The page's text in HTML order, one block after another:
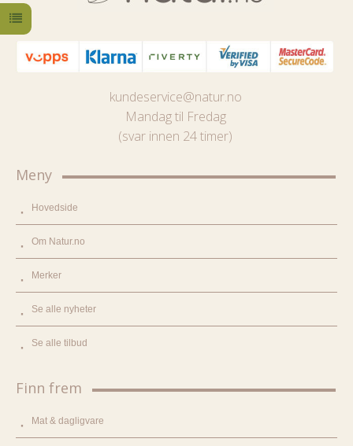
kundeservice@natur.no
Mandag til Fredag
(svar innen 24 timer)
Meny
Hovedside
Om Natur.no
Merker
Se alle nyheter
Se alle tilbud
Finn frem
Mat & dagligvare